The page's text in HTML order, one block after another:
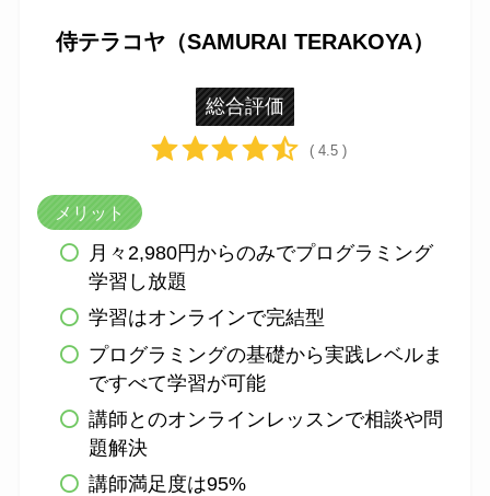
侍テラコヤ（SAMURAI TERAKOYA）
総合評価
( 4.5 )
メリット
月々2,980円からのみでプログラミング
学習し放題
学習はオンラインで完結型
プログラミングの基礎から実践レベルま
ですべて学習が可能
講師とのオンラインレッスンで相談や問
題解決
講師満足度は95%